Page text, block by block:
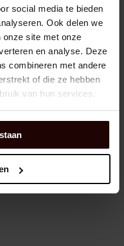
social media te bieden
Ook delen we
onze site met onze
en analyse. Deze
combineren met andere
of die ze hebben
van hun services.